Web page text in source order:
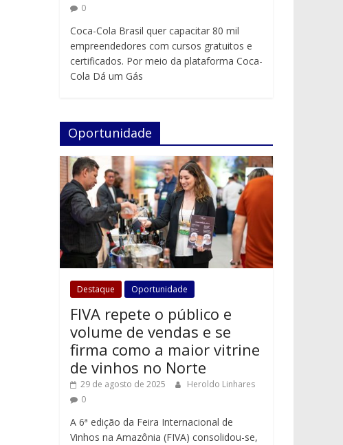
0
Coca-Cola Brasil quer capacitar 80 mil
empreendedores com cursos gratuitos e
certificados. Por meio da plataforma Coca-
Cola Dá um Gás
Oportunidade
Destaque Oportunidade
FIVA repete o público e
volume de vendas e se
firma como a maior vitrine
de vinhos no Norte
29 de agosto de 2025
Heroldo Linhares
0
A 6ª edição da Feira Internacional de
Vinhos na Amazônia (FIVA) consolidou-se,